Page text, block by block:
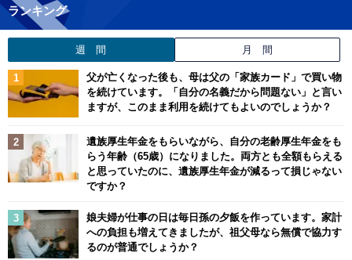
ランキング
週 間 月 間
父が亡くなった後も、母は父の「家族カード」で買い物
を続けています。「自分の名義だから問題ない」と言い
ますが、このまま利用を続けてもよいのでしょうか？
遺族厚生年金をもらいながら、自分の老齢厚生年金をも
らう年齢（65歳）になりました。両方とも全額もらえる
と思っていたのに、遺族厚生年金が減るって損じゃない
ですか？
娘夫婦が仕事の日は毎日孫の夕飯を作っています。家計
への負担も増えてきましたが、祖父母なら無償で協力す
るのが普通でしょうか？